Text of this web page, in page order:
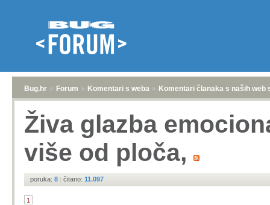
Bug.hr » Forum » Komentari s weba » Komentari članaka s naših web
Živa glazba
više od ploča,
poruka: 8 | čitano: 11.097
1